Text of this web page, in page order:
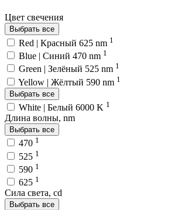
Цвет свечения
Выбрать все
Red | Красный 625 nm 1
Blue | Синий 470 nm 1
Green | Зелёный 525 nm 1
Yellow | Жёлтый 590 nm 1
Выбрать все
White | Белый 6000 K 1
Длина волны, nm
Выбрать все
470 1
525 1
590 1
625 1
Сила света, cd
Выбрать все